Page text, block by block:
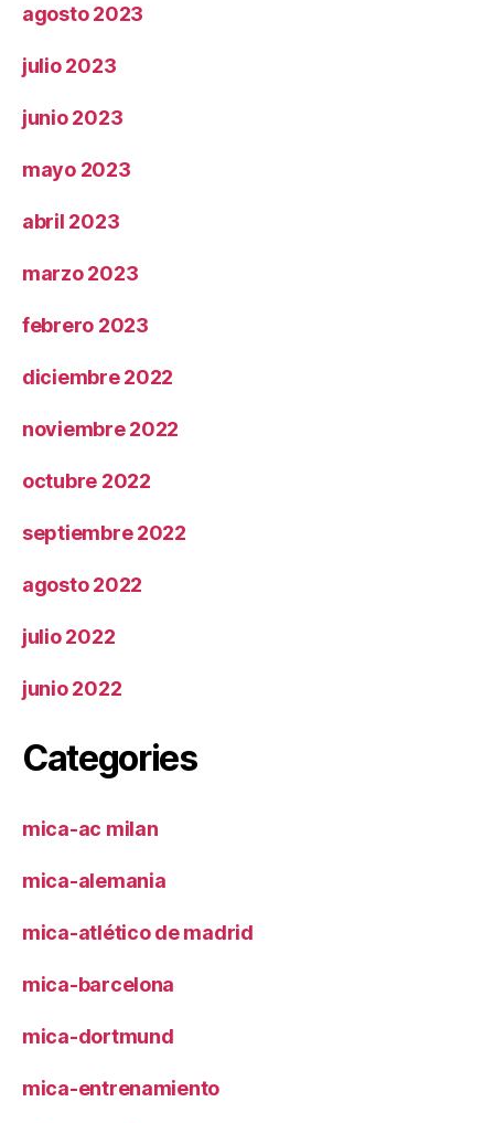
agosto 2023
julio 2023
junio 2023
mayo 2023
abril 2023
marzo 2023
febrero 2023
diciembre 2022
noviembre 2022
octubre 2022
septiembre 2022
agosto 2022
julio 2022
junio 2022
Categories
mica-ac milan
mica-alemania
mica-atlético de madrid
mica-barcelona
mica-dortmund
mica-entrenamiento